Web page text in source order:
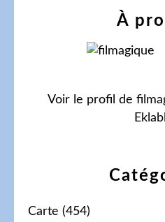
Carte (454)
À
Voir le profil de